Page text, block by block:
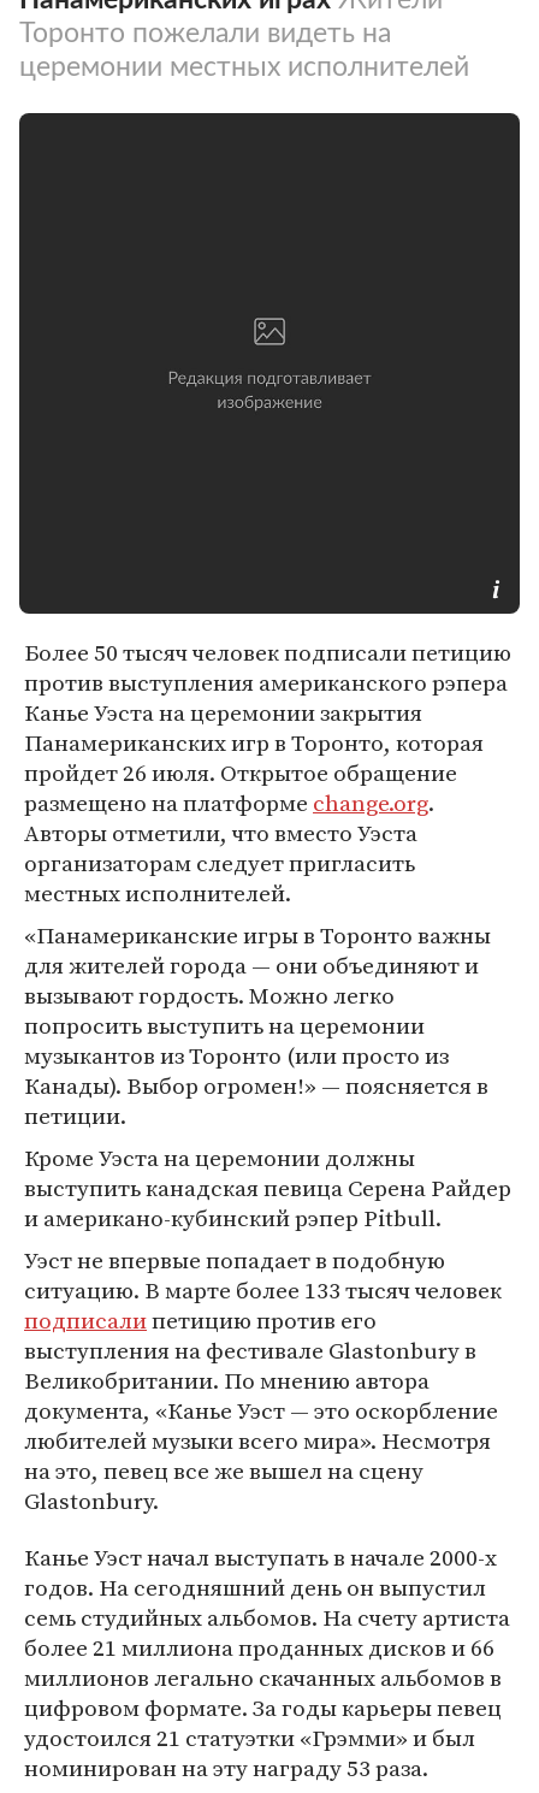
Торонто пожелали видеть на
церемонии местных исполнителей
Более 50 тысяч человек подписали петицию
против выступления американского рэпера
Канье Уэста на церемонии закрытия
Панамериканских игр в Торонто, которая
пройдет 26 июля. Открытое обращение
размещено на платформе change.org.
Авторы отметили, что вместо Уэста
организаторам следует пригласить
местных исполнителей.
«Панамериканские игры в Торонто важны
для жителей города — они объединяют и
вызывают гордость. Можно легко
попросить выступить на церемонии
музыкантов из Торонто (или просто из
Канады). Выбор огромен!» — поясняется в
петиции.
Кроме Уэста на церемонии должны
выступить канадская певица Серена Райдер
и американо-кубинский рэпер Pitbull.
Уэст не впервые попадает в подобную
ситуацию. В марте более 133 тысяч человек
подписалипетицию против его
выступления на фестивале Glastonbury в
Великобритании. По мнению автора
документа, «Канье Уэст — это оскорбление
любителей музыки всего мира». Несмотря
на это, певец все же вышел на сцену
Glastonbury.
Канье Уэст начал выступать в начале 2000-х
годов. На сегодняшний день он выпустил
семь студийных альбомов. На счету артиста
более 21 миллиона проданных дисков и 66
миллионов легально скачанных альбомов в
цифровом формате. За годы карьеры певец
удостоился 21 статуэтки «Грэмми» и был
номинирован на эту награду 53 раза.